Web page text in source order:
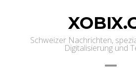
Schweizer Nachrichten,
Digitalisierung und